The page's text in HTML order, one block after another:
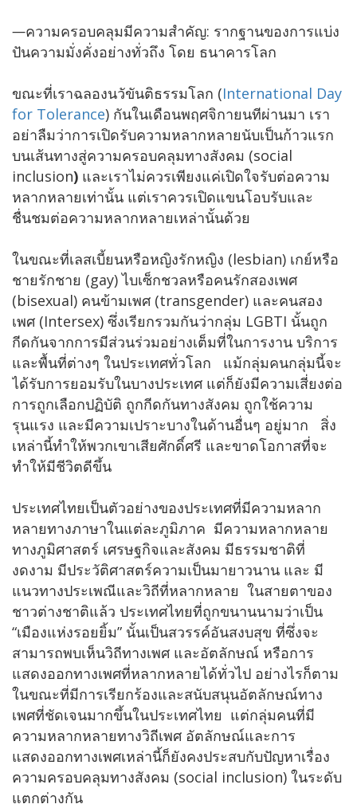
—ความครอบคลุมมีความสำคัญ: รากฐานของการแบ่ง
ปันความมั่งคั่งอย่างทั่วถึง โดย ธนาคารโลก
ขณะที่เราฉลองนวัขันติธรรมโลก (International Day
for Tolerance) กันในเดือนพฤศจิกายนทีผ่านมา เรา
อย่าลืมว่าการเปิดรับความหลากหลายนับเป็นก้าวแรก
บนเส้นทางสู่ความครอบคลุมทางสังคม (social
inclusion) และเราไม่ควรเพียงแค่เปิดใจรับต่อความ
หลากหลายเท่านั้น แต่เราควรเปิดแขนโอบรับและ
ชื่นชมต่อความหลากหลายเหล่านั้นด้วย
ในขณะที่เลสเบี้ยนหรือหญิงรักหญิง (lesbian) เกย์หรือ
ชายรักชาย (gay) ไบเซ็กชวลหรือคนรักสองเพศ
(bisexual) คนข้ามเพศ (transgender) และคนสอง
เพศ (Intersex) ซึ่งเรียกรวมกันว่ากลุ่ม LGBTI นั้นถูก
กีดกันจากการมีส่วนร่วมอย่างเต็มที่ในการงาน บริการ
และพื้นที่ต่างๆ ในประเทศทั่วโลก แม้กลุ่มคนกลุ่มนี้จะ
ได้รับการยอมรับในบางประเทศ แต่ก็ยังมีความเสี่ยงต่อ
การถูกเลือกปฏิบัติ ถูกกีดกันทางสังคม ถูกใช้ความ
รุนแรง และมีความเปราะบางในด้านอื่นๆ อยู่มาก สิ่ง
เหล่านี้ทำให้พวกเขาเสียศักดิ์ศรี และขาดโอกาสที่จะ
ทำให้มีชีวิตดีขึ้น
ประเทศไทยเป็นตัวอย่างของประเทศที่มีความหลาก
หลายทางภาษาในแต่ละภูมิภาค มีความหลากหลาย
ทางภูมิศาสตร์ เศรษฐกิจและสังคม มีธรรมชาติที่
งดงาม มีประวัติศาสตร์ความเป็นมายาวนาน และ มี
แนวทางประเพณีและวิถีที่หลากหลาย ในสายตาของ
ชาวต่างชาติแล้ว ประเทศไทยที่ถูกขนานนามว่าเป็น
“เมืองแห่งรอยยิ้ม” นั้นเป็นสวรรค์อันสงบสุข ที่ซึ่งจะ
สามารถพบเห็นวิถีทางเพศ และอัตลักษณ์ หรือการ
แสดงออกทางเพศที่หลากหลายได้ทั่วไป อย่างไรก็ตาม
ในขณะที่มีการเรียกร้องและสนับสนุนอัตลักษณ์ทาง
เพศที่ชัดเจนมากขึ้นในประเทศไทย แต่กลุ่มคนที่มี
ความหลากหลายทางวิถีเพศ อัตลักษณ์และการ
แสดงออกทางเพศเหล่านี้ก็ยังคงประสบกับปัญหาเรื่อง
ความครอบคลุมทางสังคม (social inclusion) ในระดับ
แตกต่างกัน